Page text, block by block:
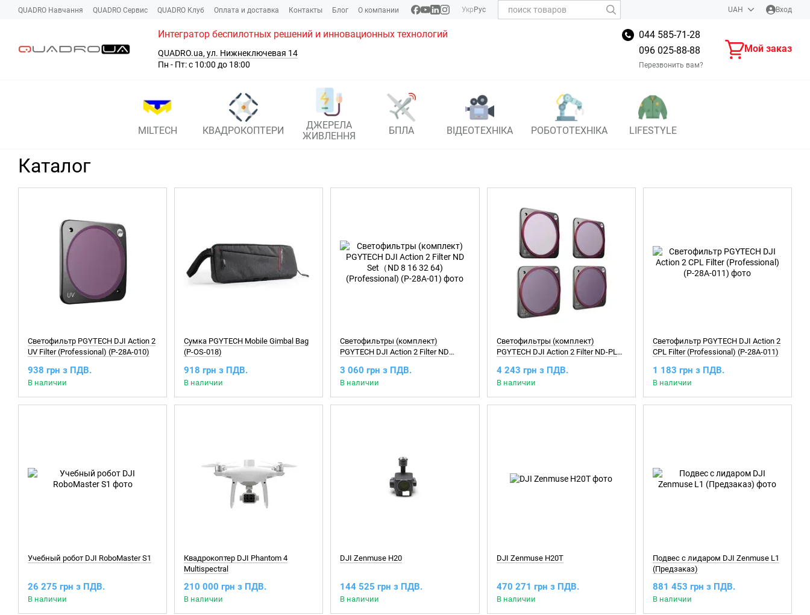
Перейти к основному контенту
QUADRO Навчання QUADRO Сервис QUADRO Клуб Оплата и доставка Контакты Блог О компании Укр Рус UAH Вход
Интегратор беспилотных решений и инновационных технологий
QUADRO.ua, ул. Нижнеключевая 14
Пн - Пт: с 10:00 до 18:00
044 585-71-28
096 025-88-88
Перезвонить вам?
Мой заказ
MILTECH КВАДРОКОПТЕРИ
ДЖЕРЕЛА
ЖИВЛЕННЯ
БПЛА ВІДЕОТЕХНІКА РОБОТОТЕХНІКА LIFESTYLE
Каталог
Светофильтр PGYTECH DJI Action 2
UV Filter (Professional) (P-28A-010)
938 грн з ПДВ.
В наличии
Сумка PGYTECH Mobile Gimbal Bag
(P-OS-018)
918 грн з ПДВ.
В наличии
Светофильтры (комплект)
PGYTECH DJI Action 2 Filter ND
(P-28A-01)
3 060 грн з ПДВ.
В наличии
Светофильтры (комплект)
PGYTECH DJI Action 2 Filter ND-PL
(P-28A-012)
4 243 грн з ПДВ.
В наличии
Светофильтр PGYTECH DJI Action 2
CPL Filter (Professional) (P-28A-011)
1 183 грн з ПДВ.
В наличии
Учебный робот DJI RoboMaster S1
26 275 грн з ПДВ.
В наличии
Квадрокоптер DJI Phantom 4
Multispectral
210 000 грн з ПДВ.
В наличии
DJI Zenmuse H20
144 525 грн з ПДВ.
В наличии
DJI Zenmuse H20T
470 271 грн з ПДВ.
В наличии
Подвес с лидаром DJI Zenmuse L1
(Предзаказ)
881 453 грн з ПДВ.
В наличии